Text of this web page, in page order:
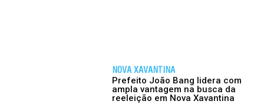
NOVA XAVANTINA
Prefeito João Bang lidera com
ampla vantagem na busca da
reeleição em Nova Xavantina